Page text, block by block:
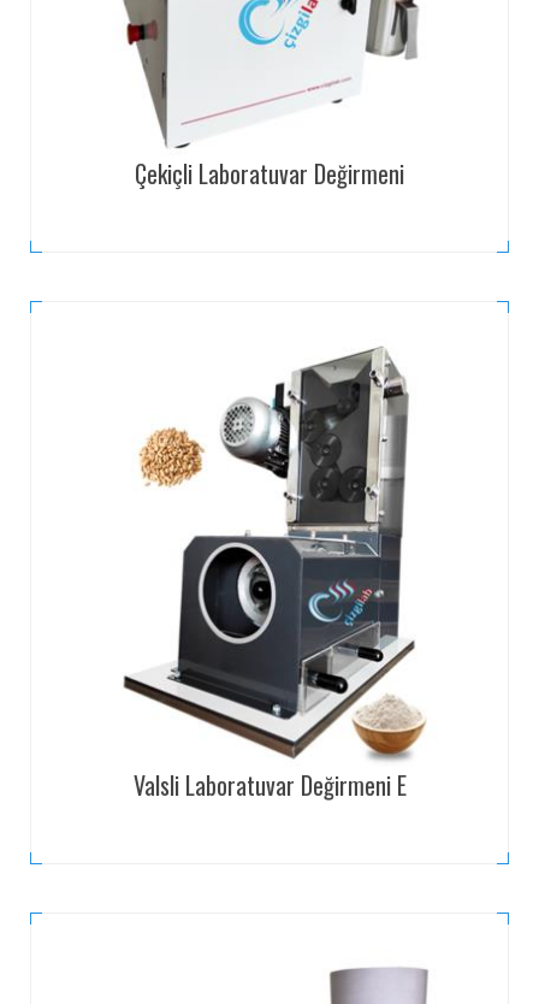
Çekiçli Laboratuvar Değirmeni
Valsli Laboratuvar Değirmeni E